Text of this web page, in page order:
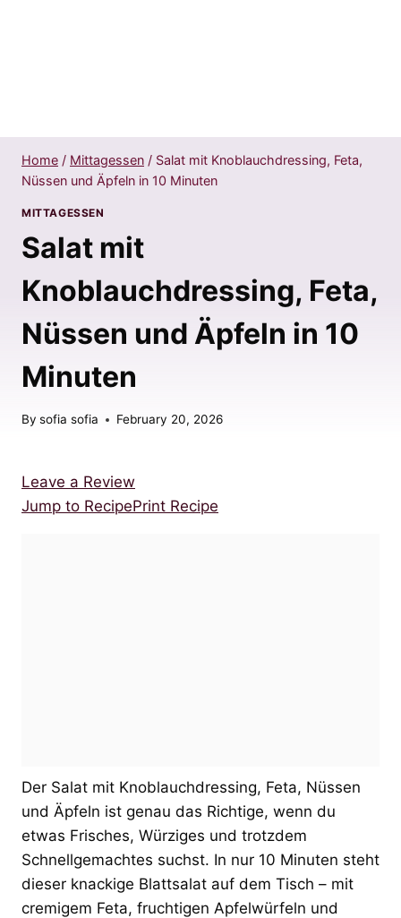
Home / Mittagessen / Salat mit Knoblauchdressing, Feta,
Nüssen und Äpfeln in 10 Minuten
MITTAGESSEN
Salat mit
Knoblauchdressing, Feta,
Nüssen und Äpfeln in 10
Minuten
By sofia sofia February 20, 2026
Jump to RecipePrint Recipe
Leave a Review
Der Salat mit Knoblauchdressing, Feta, Nüssen
und Äpfeln ist genau das Richtige, wenn du
etwas Frisches, Würziges und trotzdem
Schnellgemachtes suchst. In nur 10 Minuten steht
dieser knackige Blattsalat auf dem Tisch – mit
cremigem Feta, fruchtigen Apfelwürfeln und